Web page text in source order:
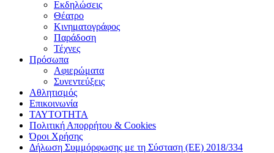
Εκδηλώσεις
Θέατρο
Κινηματογράφος
Παράδοση
Τέχνες
Πρόσωπα
Αφιερώματα
Συνεντεύξεις
Αθλητισμός
Επικοινωνία
ΤΑΥΤΟΤΗΤΑ
Πολιτική Απορρήτου & Cookies
Όροι Χρήσης
Δήλωση Συμμόρφωσης με τη Σύσταση (ΕΕ) 2018/334